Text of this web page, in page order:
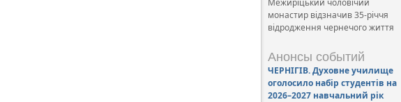
Межиріцький чоловічий
монастир відзначив 35-річчя
відродження чернечого життя
Анонсы событий
ЧЕРНІГІВ. Духовне училище
оголосило набір студентів на
2026–2027 навчальний рік